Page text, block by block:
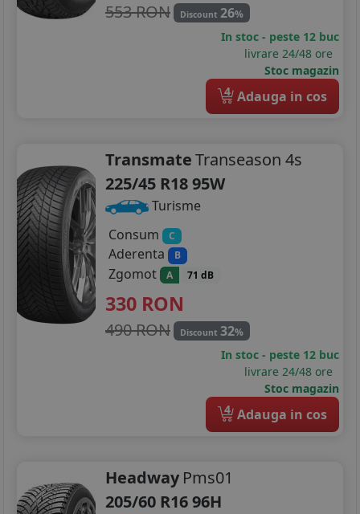
553 RON Discount 26%
In stoc - peste 12 buc
livrare 24/48 ore
Stoc magazin
4 Adauga in cos
TransmateTranseason 4s
225/45 R18 95W
Turisme
Consum
C
Aderenta B
Zgomot A 71 dB
330 RON
490 RON Discount 32%
In stoc - peste 12 buc
livrare 24/48 ore
Stoc magazin
4 Adauga in cos
Headway Pms01
205/60 R16 96H